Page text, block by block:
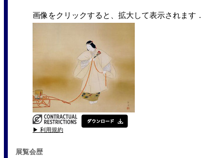
画像をクリックすると、拡大して表示されます．
▶ 利用規約
展覧会歴